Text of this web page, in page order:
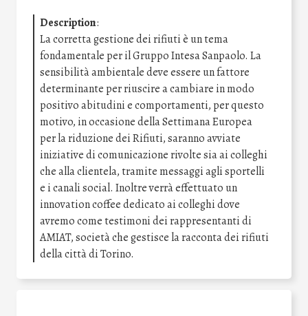
Description:
La corretta gestione dei rifiuti è un tema
fondamentale per il Gruppo Intesa Sanpaolo. La
sensibilità ambientale deve essere un fattore
determinante per riuscire a cambiare in modo
positivo abitudini e comportamenti, per questo
motivo, in occasione della Settimana Europea
per la riduzione dei Rifiuti, saranno avviate
iniziative di comunicazione rivolte sia ai colleghi
che alla clientela, tramite messaggi agli sportelli
e i canali social. Inoltre verrà effettuato un
innovation coffee dedicato ai colleghi dove
avremo come testimoni dei rappresentanti di
AMIAT, società che gestisce la racconta dei rifiuti
della città di Torino.